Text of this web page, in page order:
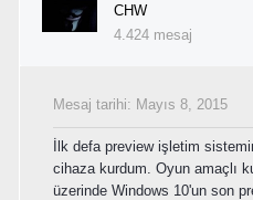
CHW
4.424 mesaj
Mesaj tarihi: Mayıs 8, 2015
İlk defa preview işletim
cihaza kurdum. Oyun amaçlı
üzerinde Windows 10'un son